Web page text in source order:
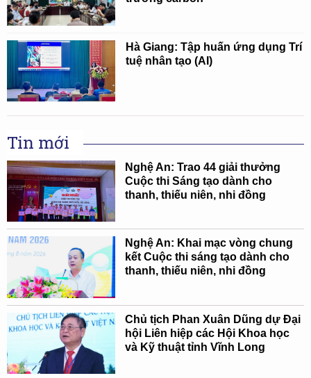
Hà Giang: Tập huấn ứng dụng Trí
tuệ nhân tạo (AI)
Tin mới
Nghệ An: Trao 44 giải thưởng
Cuộc thi Sáng tạo dành cho
thanh, thiếu niên, nhi đồng
Nghệ An: Khai mạc vòng chung
kết Cuộc thi sáng tạo dành cho
thanh, thiếu niên, nhi đồng
Chủ tịch Phan Xuân Dũng dự Đại
hội Liên hiệp các Hội Khoa học
và Kỹ thuật tỉnh Vĩnh Long